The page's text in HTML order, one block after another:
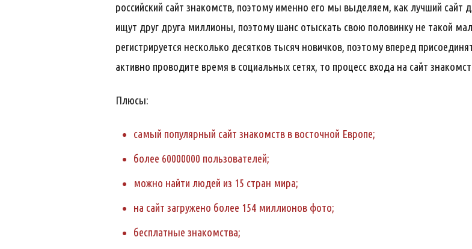
российский сайт знакомств, поэтому именно его мы выделяем, как лучший сайт
ищут друг друга миллионы, поэтому шанс отыскать свою половинку не такой
регистрируется несколько десятков тысяч новичков, поэтому вперед
активно проводите время в социальных сетях, то процесс входа на сайт
Плюсы:
самый популярный сайт знакомств в восточной Европе;
более 60000000 пользователей;
можно найти людей из 15 стран мира;
на сайт загружено более 154 миллионов фото;
бесплатные знакомства;